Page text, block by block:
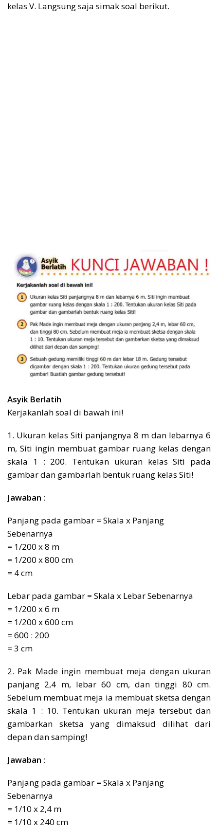
kelas V. Langsung saja simak soal berikut.
Asyik Berlatih
Kerjakanlah soal di bawah ini!
1. Ukuran kelas Siti panjangnya 8 m dan lebarnya 6
m, Siti ingin membuat gambar ruang kelas dengan
skala 1 : 200. Tentukan ukuran kelas Siti pada
gambar dan gambarlah bentuk ruang kelas Siti!
Jawaban :
Panjang pada gambar = Skala x Panjang
Sebenarnya
= 1/200 x 8 m
= 1/200 x 800 cm
= 4 cm
Lebar pada gambar = Skala x Lebar Sebenarnya
= 1/200 x 6 m
= 1/200 x 600 cm
= 600 : 200
= 3 cm
2. Pak Made ingin membuat meja dengan ukuran
panjang 2,4 m, lebar 60 cm, dan tinggi 80 cm.
Sebelum membuat meja ia membuat sketsa dengan
skala 1 : 10. Tentukan ukuran meja tersebut dan
gambarkan sketsa yang dimaksud dilihat dari
depan dan samping!
Jawaban :
Panjang pada gambar = Skala x Panjang
Sebenarnya
= 1/10 x 2,4 m
= 1/10 x 240 cm